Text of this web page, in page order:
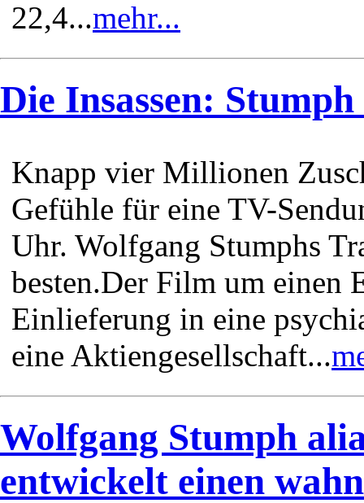
22,4...mehr...
Die Insassen:
Knapp vier Millionen
Gefühle für eine TV-
Uhr. Wolfgang Stumphs
besten.Der Film um einen
Einlieferung in eine
eine Aktiengesellschaft...
Wolfgang Stumph
entwickelt einen